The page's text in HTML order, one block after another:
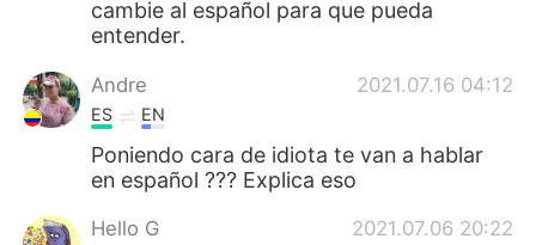
cambie al español para que pueda
entender.
Andre 2021.07.16 04:12
ES EN
Poniendo cara de idiota te van a hablar
en español ??? Explica eso
Hello G 2021.07.06 20:22